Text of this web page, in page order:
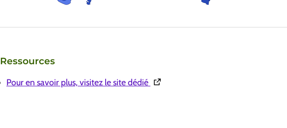
Ressources
Pour en savoir plus, visitez le site dédié (Ouverture dans une nouvelle fenêtre)